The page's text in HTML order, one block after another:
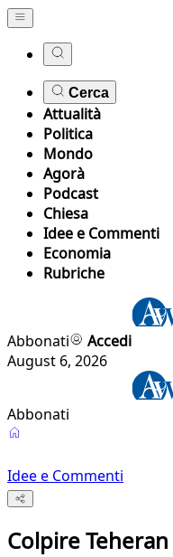
Cerca
Attualità
Politica
Mondo
Agorà
Podcast
Chiesa
Idee e Commenti
Economia
Rubriche
Abbonati
Accedi
August 6, 2026
Abbonati
Idee e Commenti
Colpire